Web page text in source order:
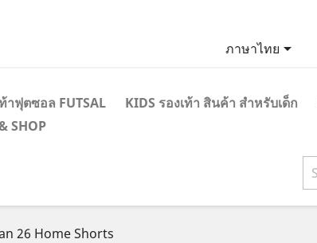
ภาษาไทย
าฟุตซอล FUTSAL KIDS รองเท้า สินค้า สำหรับเด็ก
SHOP
26 Home Shorts